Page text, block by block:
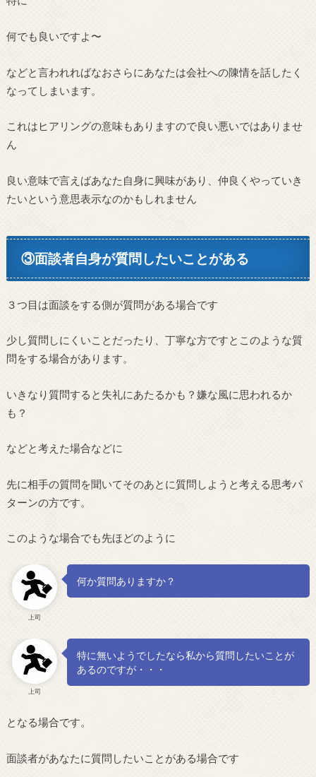
何でも良いですよ〜
などと言われればなおさらにあなたは会社への陳情を話したく
なってしまいます。
これはヒアリングの意味もありますので良い悪いではありませ
ん
良い意味で言えばあなた自身に興味があり、仲良くやっていき
たいという意思表示なのかもしれません
③面談者自身が質問したいことがある
３つ目は面談をする側が質問がある場合です
少し質問しにくいことだったり、丁寧な方ですとこのような質
問をする場合があります。
いきなり質問すると失礼にあたるかも？嫌な風に思われるか
も？
などと考えた場合などに
先に相手の質問を聞いてそのあとに質問しようと考える思考パ
ターンの方です。
このような場合でも先ほどのように
上司
何か質問ありますか？
上司
特に無いようでしたなら私から質問したいことが
あるのですが・・・
となる場合です。
面談者があなたに質問したいことがある場合です